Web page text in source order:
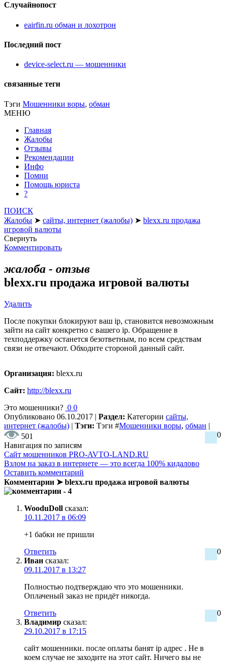
Случайнопост
eairfin.ru обман и лохотрон
Последний пост
device-select.ru — мошенники
связанные теги
Тэги Мошенники воры, обман
МЕНЮ
Главная
Жалобы
Отзывы
Рекомендации
Инфо
Помни
Помощь юриста
?
ПОИСК
Жалобы ➤ сайты, интернет (жалобы) ➤ blexx.ru продажа
игровой валюты
Свернуть
Комментировать
жалоба - отзыв
blexx.ru продажа игровой валюты
Удалить
После покупки блокируют ваш ip, становится невозможным
зайти на сайт конкретно с вашего ip. Обращение в
техподдержку останется безответным, по всем средствам
связи не отвечают. Обходите стороной данный сайт.
Организация: blexx.ru
Сайт: http://blexx.ru
Это мошенники? 0 0
Опубликовано 06.10.2017 | Раздел: Категории сайты,
интернет (жалобы) | Тэги: Тэги #Мошенники воры, обман |
501
0
Навигация по записям
Сайт мошенников PRO-AVTO-LAND.RU
Взлом на заказ в интернете — это всегда 100% кидалово
Оставить комментарий
Комментарии ➤ blexx.ru продажа игровой валюты
- 4
WooduDoll сказал:
10.11.2017 в 06:09
+1 бабки не пришли
0
Ответить
Иван сказал:
09.11.2017 в 13:27
Полностью подтверждаю что это мошенники.
Оплаченый заказ не придёт никогда.
0
Ответить
Владимир сказал:
29.10.2017 в 17:15
сайт мошенники. после оплаты банят ip адрес . Не в
коем случае не заходите на этот сайт. Ничего вы не